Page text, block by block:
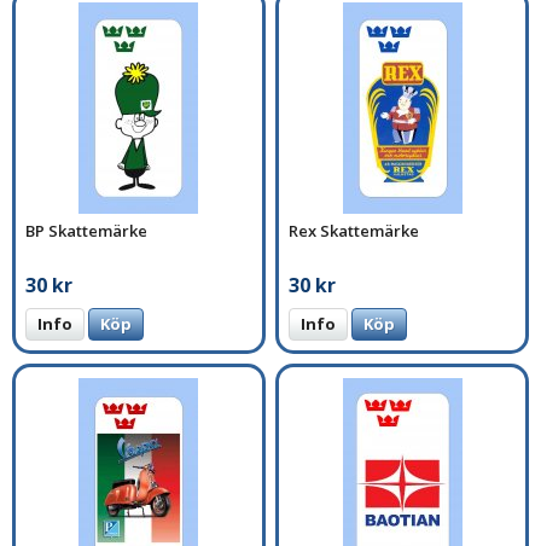
BP Skattemärke
30 kr
Info Köp
Rex Skattemärke
30 kr
Info Köp